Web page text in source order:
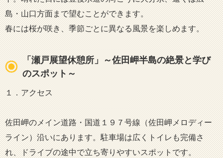
島・山口方面まで望むことができます。
春には桜が咲き、季節ごとに異なる風景を楽しめます。
「瀬戸展望休憩所」～佐田岬半島の絶景と学び
のスポット～
１．アクセス
佐田岬のメイン道路・国道１９７号線（佐田岬メロディー
ライン）沿いにあります。駐車場は広くトイレも完備さ
れ、ドライブの途中で立ち寄りやすいスポットです。